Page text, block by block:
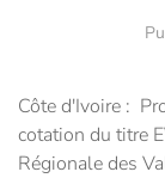
Côte d'Ivoire :
cotation du titre
Régionale des